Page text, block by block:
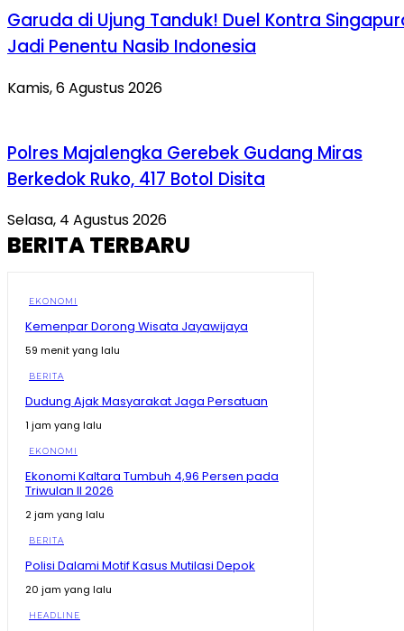
Garuda di Ujung Tanduk! Duel Kontra
Jadi Penentu Nasib Indonesia
Kamis, 6 Agustus 2026
Polres Majalengka Gerebek Gudang Miras
Berkedok Ruko, 417 Botol Disita
Selasa, 4 Agustus 2026
BERITA TERBARU
EKONOMI
Kemenpar Dorong Wisata Jayawijaya
59 menit yang lalu
BERITA
Dudung Ajak Masyarakat Jaga Persatuan
1 jam yang lalu
EKONOMI
Ekonomi Kaltara Tumbuh 4,96 Persen pada
Triwulan II 2026
2 jam yang lalu
BERITA
Polisi Dalami Motif Kasus Mutilasi Depok
20 jam yang lalu
HEADLINE